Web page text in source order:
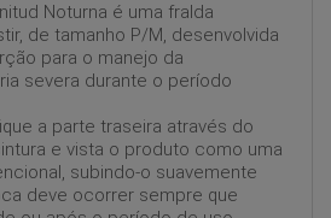
Noturna é uma fralda
de tamanho P/M, desenvolvida
para o manejo da
severa durante o período
a parte traseira através do
e vista o produto como uma
subindo-o suavemente
deve ocorrer sempre que